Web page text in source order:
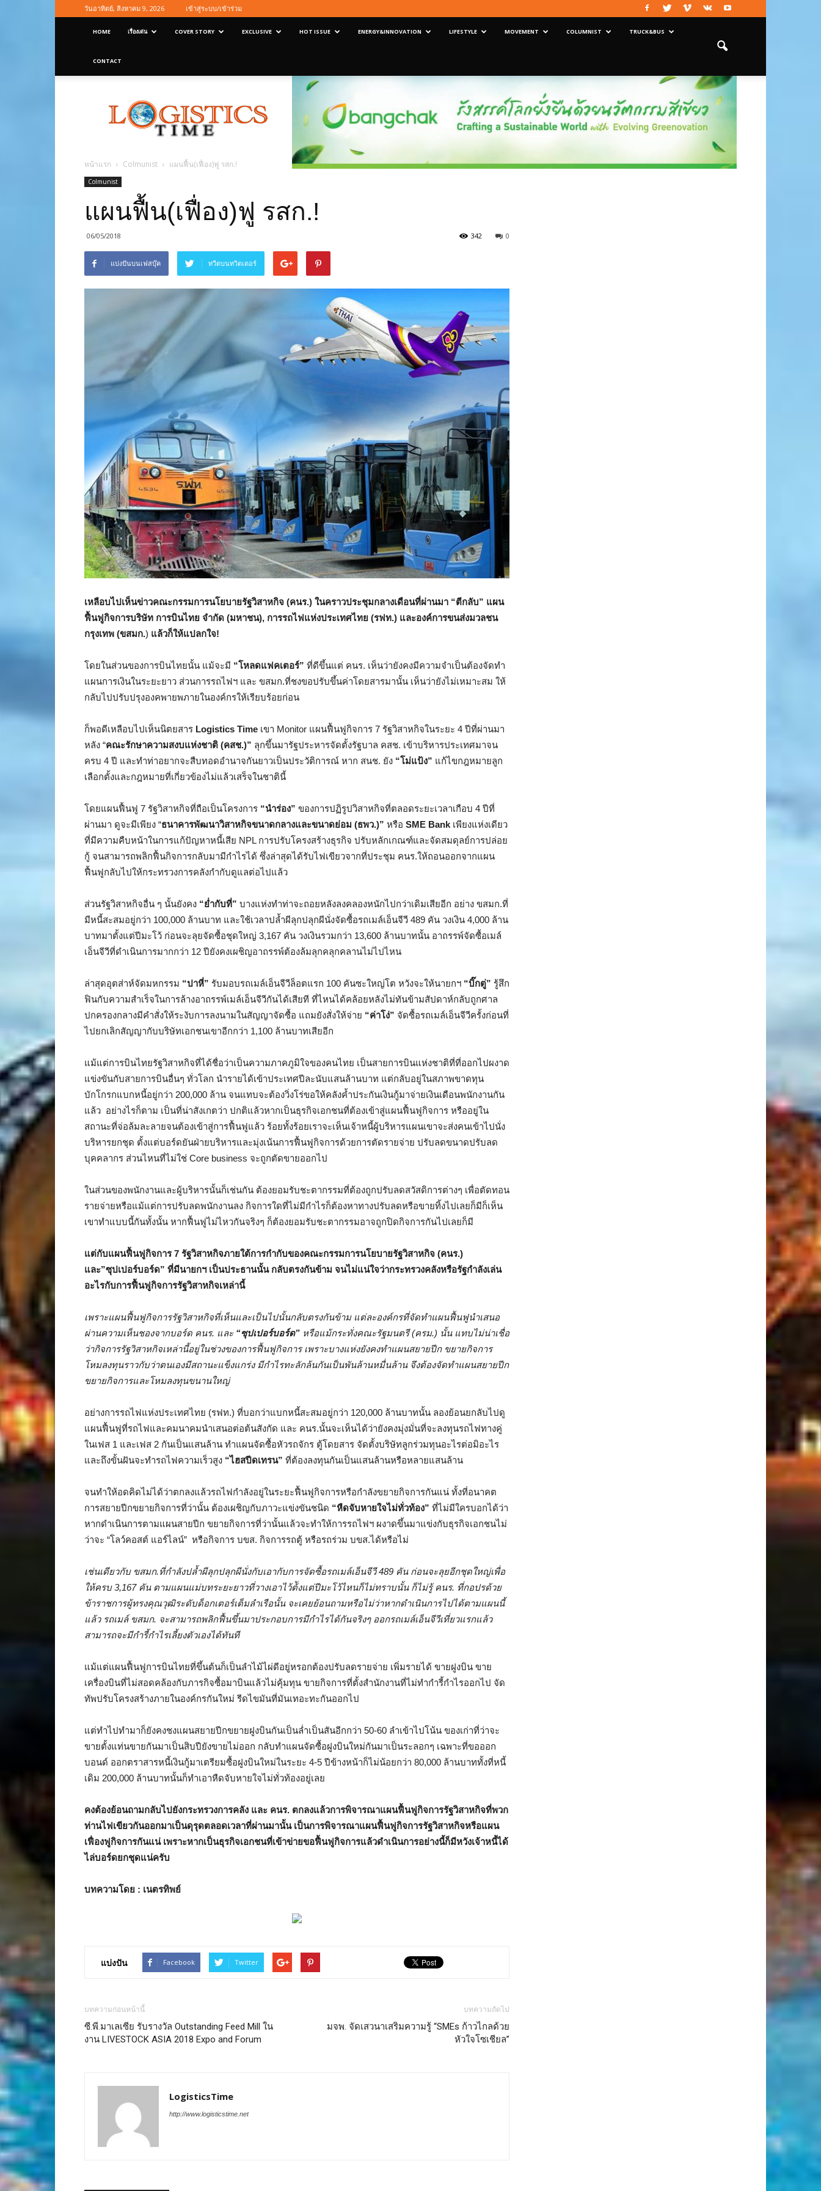
วันอาทิตย์, สิงหาคม 9, 2026 เข้าสู่ระบบ/เข้าร่วม
HOME เรื่องเด่น COVER STORY EXCLUSIVE HOT ISSUE ENERGY&INNOVATION LIFESTYLE MOVEMENT COLUMNIST TRUCK&BUS
CONTACT
Magazine
หน้าแรก Colmunist แผนฟื้น(เฟื่อง)ฟู รสก.!
Colmunist
แผนฟื้น(เฟื่อง)ฟู รสก.!
06/05/2018 0
342
แบ่งปันบนเฟสบุ๊ค ทวีตบนทวิตเตอร์
เหลือบไปเห็นข่าวคณะกรรมการนโยบายรัฐวิสาหกิจ (คนร.) ในคราวประชุมกลางเดือนที่ผ่านมา “ตีกลับ” แผน
ฟื้นฟูกิจการบริษัท การบินไทย จำกัด (มหาชน), การรถไฟแห่งประเทศไทย (รฟท.) และองค์การขนส่งมวลชน
กรุงเทพ (ขสมก.) แล้วก็ให้แปลกใจ!
โดยในส่วนของการบินไทยนั้น แม้จะมี “โหลดแฟคเตอร์” ที่ดีขึ้นแต่ คนร. เห็นว่ายังคงมีความจำเป็นต้องจัดทำ
แผนการเงินในระยะยาว ส่วนการรถไฟฯ และ ขสมก.ที่ชงขอปรับขึ้นค่าโดยสารมานั้น เห็นว่ายังไม่เหมาะสม ให้
กลับไปปรับปรุงองคพายพภายในองค์กรให้เรียบร้อยก่อน
ก็พอดีเหลือบไปเห็นนิตยสาร Logistics Time เขา Monitor แผนฟื้นฟูกิจการ 7 รัฐวิสาหกิจในระยะ 4 ปีที่ผ่านมา
หลัง “คณะรักษาความสงบแห่งชาติ (คสช.)” ลุกขึ้นมารัฐประหารจัดตั้งรัฐบาล คสช. เข้าบริหารประเทศมาจน
ครบ 4 ปี และทำท่าอยากจะสืบทอดอำนาจกันยาวเป็นประวัติการณ์ หาก สนช. ยัง “โม่แป้ง” แก้ไขกฎหมายลูก
เลือกตั้งและกฎหมายที่เกี่ยวข้องไม่แล้วเสร็จในชาตินี้
โดยแผนฟื้นฟู 7 รัฐวิสาหกิจที่ถือเป็นโครงการ “นำร่อง” ของการปฏิรูปวิสาหกิจที่ตลอดระยะเวลาเกือบ 4 ปีที่
ผ่านมา ดูจะมีเพียง “ธนาคารพัฒนาวิสาหกิจขนาดกลางและขนาดย่อม (ธพว.)” หรือ SME Bank เพียงแห่งเดียว
ที่มีความคืบหน้าในการแก้ปัญหาหนี้เสีย NPL การปรับโครงสร้างธุรกิจ ปรับหลักเกณฑ์และจัดสมดุลย์การปล่อย
กู้ จนสามารถพลิกฟื้นกิจการกลับมามีกำไรได้ ซึ่งล่าสุดได้รับไฟเขียวจากที่ประชุม คนร.ให้ถอนออกจากแผน
ฟื้นฟูกลับไปให้กระทรวงการคลังกำกับดูแลต่อไปแล้ว
ส่วนรัฐวิสาหกิจอื่น ๆ นั้นยังคง “ย่ำกับที่” บางแห่งทำท่าจะถอยหลังลงคลองหนักไปกว่าเดิมเสียอีก อย่าง ขสมก.ที่
มีหนี้สะสมอยู่กว่า 100,000 ล้านบาท และใช้เวลาปล้ำผีลุกปลุกผีนั่งจัดซื้อรถเมล์เอ็นจีวี 489 คัน วงเงิน 4,000 ล้าน
บาทมาตั้งแต่ปีมะโว้ ก่อนจะลุยจัดซื้อชุดใหญ่ 3,167 คัน วงเงินรวมกว่า 13,600 ล้านบาทนั้น อาถรรพ์จัดซื้อเมล์
เอ็นจีวีที่ดำเนินการมากกว่า 12 ปียังคงเผชิญอาถรรพ์ต้องล้มลุกคลุกคลานไม่ไปไหน
ล่าสุดอุตส่าห์จัดมหกรรม “ปาหี่” รับมอบรถเมล์เอ็นจีวีล็อตแรก 100 คันซะใหญ่โต หวังจะให้นายกฯ “บิ๊กตู่” รู้สึก
ฟินกับความสำเร็จในการล้างอาถรรพ์เมล์เอ็นจีวีกันได้เสียที ที่ไหนได้คล้อยหลังไม่ทันข้ามสัปดาห์กลับถูกศาล
ปกครองกลางมีคำสั่งให้ระงับการลงนามในสัญญาจัดซื้อ แถมยังสั่งให้จ่าย “ค่าโง่” จัดซื้อรถเมล์เอ็นจีวีครั้งก่อนที่
ไปยกเลิกสัญญากับบริษัทเอกชนเขาอีกกว่า 1,100 ล้านบาทเสียอีก
แม้แต่การบินไทยรัฐวิสาหกิจที่ได้ชื่อว่าเป็นความภาคภูมิใจของคนไทย เป็นสายการบินแห่งชาติที่ที่ออกไปผงาด
แข่งขันกับสายการบินอื่นๆ ทั่วโลก นำรายได้เข้าประเทศปีละนับแสนล้านบาท แต่กลับอยู่ในสภาพขาดทุน
บักโกรกแบกหนี้อยู่กว่า 200,000 ล้าน จนแทบจะต้องวิ่งโร่ขอให้คลังค้ำประกันเงินกู้มาจ่ายเงินเดือนพนักงานกัน
แล้ว อย่างไรก็ตาม เป็นที่น่าสังเกตว่า ปกติแล้วหากเป็นธุรกิจเอกชนที่ต้องเข้าสู่แผนฟื้นฟูกิจการ หรืออยู่ใน
สถานะที่จ่อล้มละลายจนต้องเข้าสู่การฟื้นฟูแล้ว ร้อยทั้งร้อยเราจะเห็นเจ้าหนี้ผู้บริหารแผนเขาจะส่งคนเข้าไปนั่ง
บริหารยกชุด ตั้งแต่บอร์ดยันฝ่ายบริหารและมุ่งเน้นการฟื้นฟูกิจการด้วยการตัดรายจ่าย ปรับลดขนาดปรับลด
บุคคลากร ส่วนไหนที่ไม่ใช่ Core business จะถูกตัดขายออกไป
ในส่วนของพนักงานและผู้บริหารนั้นก็เช่นกัน ต้องยอมรับชะตากรรมที่ต้องถูกปรับลดสวัสดิการต่างๆ เพื่อตัดทอน
รายจ่ายหรือแม้แต่การปรับลดพนักงานลง กิจการใดที่ไม่มีกำไรก็ต้องหาทางปรับลดหรือขายทิ้งไปเลยก็มีก็เห็น
เขาทำแบบนี้กันทั้งนั้น หากฟื้นฟูไม่ไหวกันจริงๆ ก็ต้องยอมรับชะตากรรมอาจถูกปิดกิจการกันไปเลยก็มี
แต่กับแผนฟื้นฟูกิจการ7 รัฐวิสาหกิจภายใต้การกำกับของคณะกรรมการนโยบายรัฐวิสาหกิจ (คนร.)
และ”ซุปเปอร์บอร์ด” ที่มีนายกฯ เป็นประธานนั้น กลับตรงกันข้าม จนไม่แน่ใจว่ากระทรวงคลังหรือรัฐกำลังเล่น
อะไรกับการฟื้นฟูกิจการรัฐวิสาหกิจเหล่านี้
เพราะแผนฟื้นฟูกิจการรัฐวิสาหกิจที่เห็นและเป็นไปนั้นกลับตรงกันข้าม แต่ละองค์กรที่จัดทำแผนฟื้นฟูนำเสนอ
ผ่านความเห็นชองจากบอร์ด คนร. และ “ซุปเปอร์บอร์ด” หรือแม้กระทั่งคณะรัฐมนตรี (ครม.) นั้น แทบไม่น่าเชื่อ
ว่ากิจการรัฐวิสาหกิจเหล่านี้อยู่ในช่วงของการฟื้นฟูกิจการ เพราะบางแห่งยังคงทำแผนสยายปีก ขยายกิจการ
โหมลงทุนราวกับว่าตนเองมีสถานะแข็งแกร่ง มีกำไรทะลักล้นกันเป็นพันล้านหมื่นล้าน จึงต้องจัดทำแผนสยายปีก
ขยายกิจการและโหมลงทุนขนานใหญ่
อย่างการรถไฟแห่งประเทศไทย (รฟท.) ที่บอกว่าแบกหนี้สะสมอยู่กว่า 120,000 ล้านบาทนั้น ลองย้อนยกลับไปดู
แผนฟื้นฟูที่รถไฟและคมนาคมนำเสนอต่อต้นสังกัด และ คนร.นั้นจะเห็นได้ว่ายังคงมุ่งมั่นที่จะลงทุนรถไฟทางคู่
ในเฟส 1 และเฟส 2 กันเป็นแสนล้าน ทำแผนจัดซื้อหัวรถจักร ตู้โดยสาร จัดตั้งบริษัทลูกร่วมทุนอะไรต่อมิอะไร
และถึงขั้นฝันจะทำรถไฟความเร็วสูง “ไฮสปีดเทรน” ที่ต้องลงทุนกันเป็นแสนล้านหรือหลายแสนล้าน
จนทำให้อดคิดไม่ได้ว่าตกลงแล้วรถไฟกำลังอยู่ในระยะฟื้นฟูกิจการหรือกำลังขยายกิจการกันแน่ ทั้งที่อนาคต
การสยายปีกขยายกิจการที่ว่านั้น ต้องเผชิญกับภาวะแข่งขันชนิด “หืดจับหายใจไม่ทั่วท้อง” ที่ไม่มีใครบอกได้ว่า
หากดำเนินการตามแผนสายปีก ขยายกิจการที่ว่านั้นแล้วจะทำให้การรถไฟฯ ผงาดขึ้นมาแข่งกับธุรกิจเอกชนไม่
ว่าจะ “โลว์คอสต์ แอร์ไลน์” หรือกิจการ บขส. กิจการรถตู้ หรือรถร่วม บขส.ได้หรือไม่
เช่นเดียวกับ ขสมก.ที่กำลังปล้ำผีลุกปลุกผีนั่งกับเอากับการจัดซื้อรถเมล์เอ็นจีวี489 คัน ก่อนจะลุยอีกชุดใหญ่เพื่อ
ให้ครบ 3,167 คัน ตามแผนแม่บทระยะยาวที่วางเอาไว้ต้ังแต่ปีมะโว้ไหนก็ไม่ทราบนั้น ก็ไม่รู้ คนร. ที่กอปรด้วย
ข้าราชการผู้ทรงคุณวุฒิระดับด็อกเตอร์เต็มลำเรือนั้น จะเคยย้อนถามหรือไม่ว่าหากดำเนินการไปได้ตามแผนนี้
แล้ว รถเมล์ ขสมก. จะสามารถพลิกฟื้นขึ้นมาประกอบการมีกำไรได้กันจริงๆ ออกรถเมล์เอ็นจีวีเที่ยวแรกแล้ว
สามารถจะมีกำรี้กำไรเลี้ยงตัวเองได้ทันที
แม้แต่แผนฟื้นฟูการบินไทยที่ขึ้นต้นก็เป็นลำไม้ไผ่ดีอยู่หรอกต้องปรับลดรายจ่าย เพิ่มรายได้ ขายฝูงบิน ขาย
เครื่องบินที่ไม่สอดคล้องกับภารกิจซื้อมาบินแล้วไม่คุ้มทุน ขายกิจการที่ตั้งสำนักงานที่ไม่ทำกำรี้กำไรออกไป จัด
ทัพปรับโครงสร้างภายในองค์กรกันใหม่ รีดไขมันที่มันเทอะทะกันออกไป
แต่ทำไปทำมาก็ยังคงชงแผนสยายปีกขยายฝูงบินกันเป็นล่ำเป็นสันอีกกว่า 50-60 ลำเข้าไปโน้น ของเก่าที่ว่าจะ
ขายตั้งแท่นขายกันมาเป็นสิบปียังขายไม่ออก กลับทำแผนจัดซื้อฝูงบินใหม่กันมาเป็นระลอกๆ เฉพาะที่ขอออก
บอนด์ ออกตราสารหนี้เงินกู้มาเตรียมซื้อฝูงบินใหม่ในระยะ 4-5 ปีข้างหน้าก็ไม่น้อยกว่า 80,000 ล้านบาททั้งที่หนี้
เดิม 200,000 ล้านบาทนั้นก็ทำเอาหืดจับหายใจไม่ทั่วท้องอยู่เลย
คงต้องย้อนถามกลับไปยังกระทรวงการคลัง และ คนร. ตกลงแล้วการพิจารณาแผนฟื้นฟูกิจการรัฐวิสาหกิจที่พวก
ท่านไฟเขียวกันออกมาเป็นดุรุดตลอดเวลาที่ผ่านมานั้น เป็นการพิจารณาแผนฟื้นฟูกิจการรัฐวิสาหกิจหรือแผน
เฟื่องฟูกิจการกันแน่ เพราะหากเป็นธุรกิจเอกชนที่เข้าข่ายขอฟื้นฟูกิจการแล้วดำเนินการอย่างนี้ก็มีหวังเจ้าหนี้ได้
ไล่บอร์ดยกชุดแน่ครับ
บทความโดย : เนตรทิพย์
แบ่งปัน Facebook Twitter
บทความก่อนหน้านี้
ซี.พี.มาเลเซีย รับรางวัล Outstanding Feed Mill ใน
งาน LIVESTOCK ASIA 2018 Expo and Forum
บทความถัดไป
มจพ. จัดเสวนาเสริมความรู้ “SMEs ก้าวไกลด้วย
หัวใจโซเชียล”
LogisticsTime
http://www.logisticstime.net